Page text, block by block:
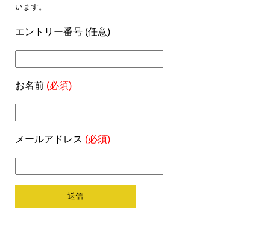
います。
エントリー番号 (任意)
お名前 (必須)
メールアドレス (必須)